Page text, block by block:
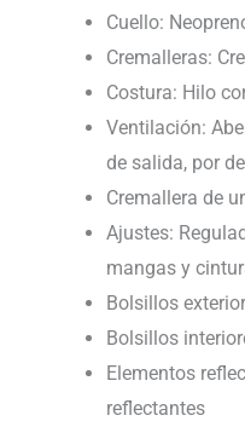
Cuello:
Cremalleras:
Costura: Hilo
Ventilación:
de salida, por
Cremallera de
Ajustes:
mangas y
Bolsillos
Bolsillos
Elementos
reflectantes